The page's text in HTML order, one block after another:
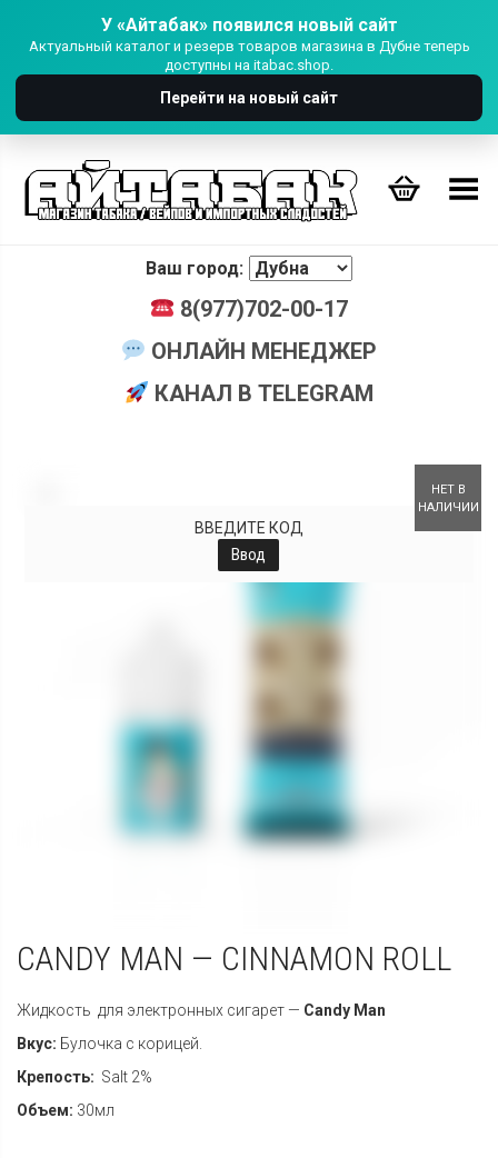
У «Айтабак» появился новый сайт
Актуальный каталог и резерв товаров магазина в Дубне теперь
доступны на itabac.shop.
Перейти на новый сайт
Переключить Меню
Ваш город:
8(977)702-00-17
ОНЛАЙН МЕНЕДЖЕР
КАНАЛ В TELEGRAM
НЕТ В
НАЛИЧИИ
ВВЕДИТЕ КОД
Ввод
CANDY MAN — CINNAMON ROLL
Жидкость для электронных сигарет — Candy Man
Вкус: Булочка с корицей.
Крепость: Salt 2%
Объем: 30мл